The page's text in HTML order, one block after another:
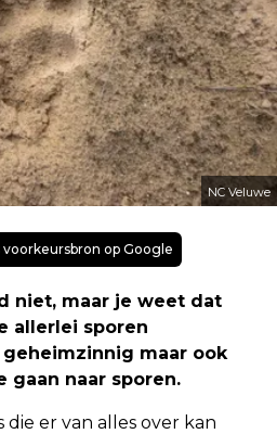
NC Veluwe
voorkeursbron op Google
niet, maar je weet dat
allerlei sporen
maar ook
gaan naar sporen.
die er van alles over kan